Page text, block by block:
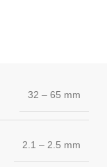
32 – 65 mm
2.1 – 2.5 mm